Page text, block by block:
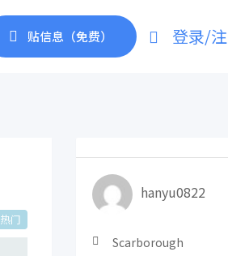
贴信息（免费） 登录/
热门
hanyu0822
Scarborough